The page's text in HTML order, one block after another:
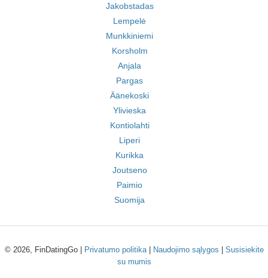
Jakobstadas
Lempelė
Munkkiniemi
Korsholm
Anjala
Pargas
Äänekoski
Ylivieska
Kontiolahti
Liperi
Kurikka
Joutseno
Paimio
Suomija
© 2026, FinDatingGo | Privatumo politika| Naudojimo sąlygos
Susisiekite
su mumis